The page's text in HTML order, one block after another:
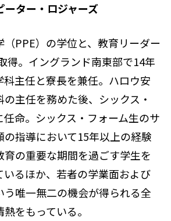
ター・ロジャーズ
PPE）の学位と、教育リーダー
得。イングランド南東部で14年
科主任と寮長を兼任。ハロウ安
主任を務めた後、シックス・
任命。シックス・フォーム生のサ
の指導において15年以上の経験
育の重要な期間を過ごす学生を
いるほか、若者の学業面および
う唯一無二の機会が得られる全
をもっている。